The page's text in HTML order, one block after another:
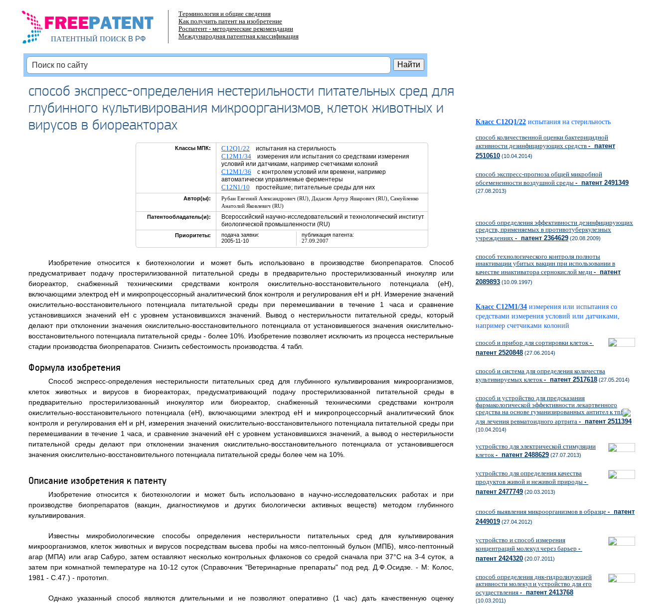
ПАТЕНТНЫЙ ПОИСКВ РФ
Терминология и общие сведения
Как получить патент на изобретение
Роспатент - методические рекомендации
Международная патентная классификация
способ экспресс-определения нестерильности питательных сред для
глубинного культивирования микроорганизмов, клеток животных и
вирусов в биореакторах
Классы МПК: C12Q1/22 испытания на стерильность
C12M1/34измерения или испытания со средствами измерения
условий или датчиками, например счетчиками колоний
C12M1/36 с контролем условий или времени, например
автоматически управляемые ферментеры
C12N1/10 простейшие; питательные среды для них
Автор(ы): Рубан Евгений Александрович (RU), Дадасян Артур Яшарович (RU), Самуйленко
Анатолий Яковлевич (RU)
Патентообладатель(и):
Всероссийский научно-исследовательский и технологический институт
биологической промышленности (RU)
Приоритеты:
подача заявки:
2005-11-10
публикация патента:
27.09.2007
Изобретение относится к биотехнологии и может быть использовано в производстве биопрепаратов. Способ
предусматривает подачу простерилизованной питательной среды в предварительно простерилизованный инокуляр или
биореактор, снабженный техническими средствами контроля окислительно-восстановительного потенциала (еН),
включающими электрод еН и микропроцессорный аналитический блок контроля и регулирования еН и рН. Измерение значений
окислительно-восстановительного потенциала питательной среды при перемешивании в течение 1 часа и сравнение
установившихся значений еН с уровнем установившихся значений. Вывод о нестерильности питательной среды, который
делают при отклонении значения окислительно-восстановительного потенциала от установившегося значения окислительно-
восстановительного потенциала питательной среды - более 10%. Изобретение позволяет исключить из процесса нестерильные
стадии производства биопрепаратов. Снизить себестоимость производства. 4 табл.
Формула изобретения
Способ экспресс-определения нестерильности питательных сред для глубинного культивирования микроорганизмов,
клеток животных и вирусов в биореакторах, предусматривающий подачу простерилизованной питательной среды в
предварительно простерилизованный инокулятор или биореактор, снабженный техническими средствами контроля
окислительно-восстановительного потенциала (еН), включающими электрод еН и микропроцессорный аналитический блок
контроля и регулирования еН и рН, измерения значений окислительно-восстановительного потенциала питательной среды при
перемешивании в течение 1 часа, и сравнение значений еН с уровнем установившихся значений, а вывод о нестерильности
питательной среды делают при отклонении значения окислительно-восстановительного потенциала от установившегося
значения окислительно-восстановительного потенциала питательной среды более чем на 10%.
Описание изобретения к патенту
Изобретение относится к биотехнологии и может быть использовано в научно-исследовательских работах и при
производстве биопрепаратов (вакцин, диагностикумов и других биологически активных веществ) методом глубинного
культивирования.
Известны микробиологические способы определения нестерильности питательных сред для культивирования
микроорганизмов, клеток животных и вирусов посредствам высева пробы на мясо-пептонный бульон (МПБ), мясо-пептонный
агар (МПА) или агар Сабуро, затем оставляют несколько контрольных флаконов со средой сначала при 37°С на 3-4 суток, а
затем при комнатной температуре на 10-12 суток (Справочник "Ветеринарные препараты" под ред. Д.Ф.Осидзе. - М: Колос,
1981 - С.47.) - прототип.
Однако указанный способ являются длительными и не позволяют оперативно (1 час) дать качественную оценку
Класс C12Q1/22 испытания на стерильность
способ количественной оценки бактерицидной
активности дезинфицирующих средств - патент
2510610 (10.04.2014)
способ экспресс-прогноза общей микробной
обсемененности воздушной среды - патент 2491349
(27.08.2013)
способ определения эффективности дезинфицирующих
средств, применяемых в противотуберкулезных
учреждениях - патент 2364629 (20.08.2009)
способ технологического контроля полноты
инактивации убитых вакцин при использовании в
качестве инактиватора сернокислой меди - патент
2089893 (10.09.1997)
Класс C12M1/34 измерения или испытания со
средствами измерения условий или датчиками,
например счетчиками колоний
способ и прибор для сортировки клеток-
патент 2520848 (27.06.2014)
способ и система для определения количества
культивируемых клеток- патент 2517618 (27.05.2014)
способ и устройство для предсказания
фармакологической эффективности лекартвенного
средства на основе гуманизированных антител к тnf
для лечения ревматоидного артрита - патент 2511394
(10.04.2014)
устройство для электрической стимуляции
клеток- патент 2488629 (27.07.2013)
устройство для определения качества
продуктов живой и неживой природы -
патент 2477749 (20.03.2013)
способ выявления микроорганизмов в образце - патент
2449019 (27.04.2012)
устройство и способ измерения
концентраций молекул через барьер -
патент 2424320 (20.07.2011)
способ определения днк-гидролизующей
активности молекул и устройство для его
осуществления - патент 2413768
(10.03.2011)